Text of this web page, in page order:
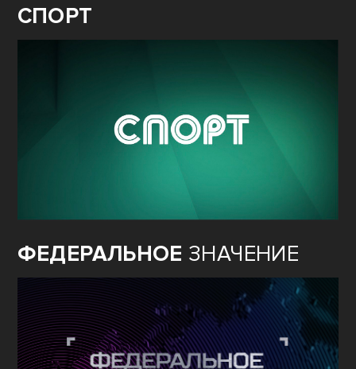
СПОРТ
ФЕДЕРАЛЬНОЕ ЗНАЧЕНИЕ